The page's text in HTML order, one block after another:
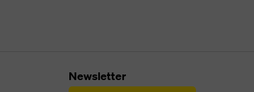
Newsletter